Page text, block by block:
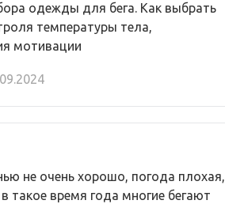
одежды для бега. Как выбрать
температуры тела,
мотивации
не очень хорошо, погода плохая,
такое время года многие бегают